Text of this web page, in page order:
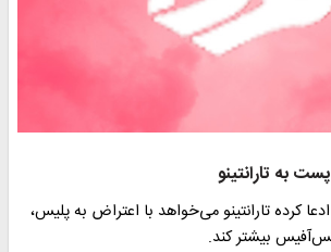
به تارانتینو
كرده تارانتینو می‌خواهد با اعتراض به پليس،
بیشتر کند.